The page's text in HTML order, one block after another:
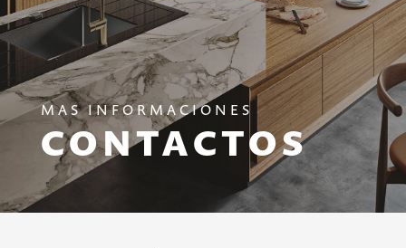
MAS INFORMACIONES
CONTACTOS